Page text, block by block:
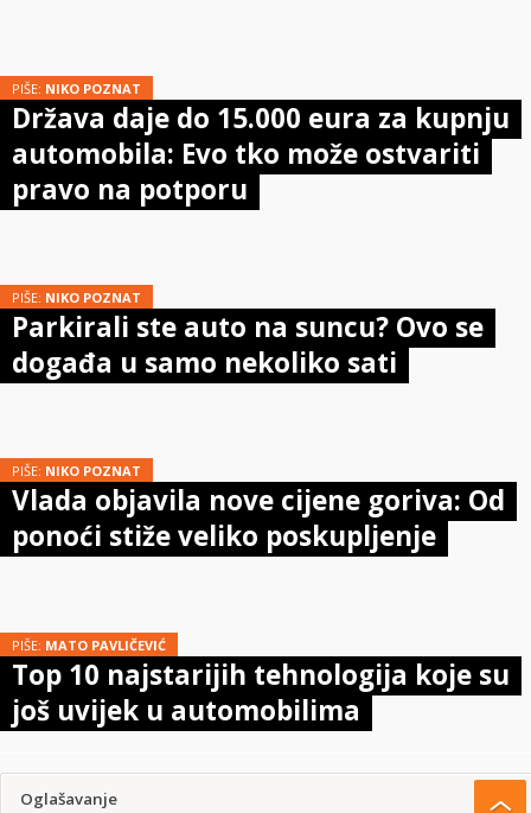
PIŠE: NIKO POZNAT
Država daje do 15.000 eura za kupnju
automobila: Evo tko može ostvariti
pravo na potporu
PIŠE: NIKO POZNAT
Parkirali ste auto na suncu? Ovo se
događa u samo nekoliko sati
PIŠE: NIKO POZNAT
Vlada objavila nove cijene goriva: Od
ponoći stiže veliko poskupljenje
PIŠE: MATO PAVLIČEVIĆ
Top 10 najstarijih tehnologija koje su
još uvijek u automobilima
Oglašavanje